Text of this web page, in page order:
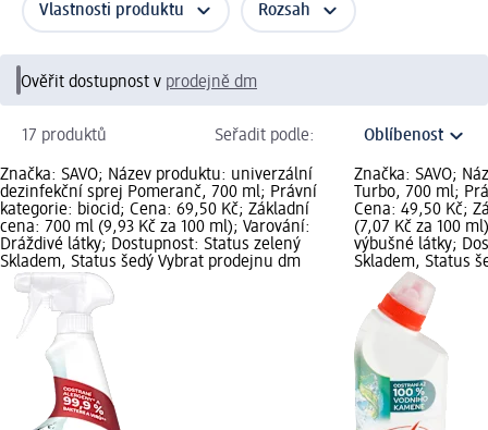
Vlastnosti produktu Rozsah
Ověřit dostupnost v prodejně dm
17 produktů Seřadit podle:
Značka: SAVO; Název produktu: univerzální
dezinfekční sprej Pomeranč, 700 ml; Právní
kategorie: biocid; Cena: 69,50 Kč; Základní
cena: 700 ml (9,93 Kč za 100 ml); Varování:
Dráždivé látky; Dostupnost: Status zelený
Skladem, Status šedý Vybrat prodejnu dm
Značka: SAVO;
Turbo, 700 ml;
Cena: 49,50 Kč;
(7,07 Kč za 100
výbušné látky;
Skladem, Status